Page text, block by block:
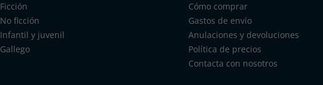
Ficción
No ficción
Infantil y juvenil
Gallego
Cómo comprar
Gastos de envío
Anulaciones y devoluciones
Política de precios
Contacta con nosotros